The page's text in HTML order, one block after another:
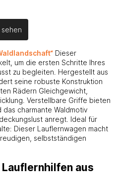
Dieser
um die ersten Schritte Ihres
zu begleiten. Hergestellt aus
seine robuste Konstruktion
Rädern Gleichgewicht,
Verstellbare Griffe bieten
charmante Waldmotiv
anregt. Ideal für
Dieser Lauflernwagen macht
selbstständigen
aus